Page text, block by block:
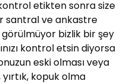
etikten sonra size
santral ve ankastre
görülmüyor bizlik bir şey
kontrol etsin diyorsa
eski olması veya
kopuk olma